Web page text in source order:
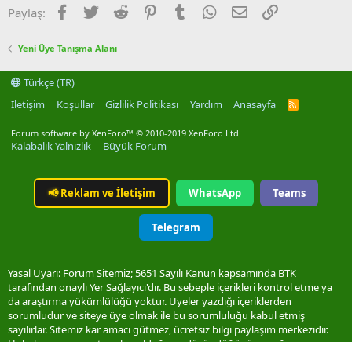
Paylaş: Facebook
TwitterReddit PinterestTumblrWhatsApp
E-postaLink
Yeni Üye Tanışma Alanı
Türkçe (TR)
İletişim
Koşullar Gizlilik Politikası Yardım Anasayfa
R
Forum software by XenForo™ © 2010-2019 XenForo Ltd.
Kalabalık Yalnızlık Büyük Forum
📢Reklam ve İletişim WhatsApp Teams
Telegram
Yasal Uyarı: Forum Sitemiz; 5651 Sayılı Kanun kapsamında BTK
tarafından onaylı Yer Sağlayıcı'dır. Bu sebeple içerikleri kontrol etme ya
da araştırma yükümlülüğü yoktur. Üyeler yazdığı içeriklerden
sorumludur ve siteye üye olmak ile bu sorumluluğu kabul etmiş
sayılırlar. Sitemiz kar amacı gütmez, ücretsiz bilgi paylaşım merkezidir.